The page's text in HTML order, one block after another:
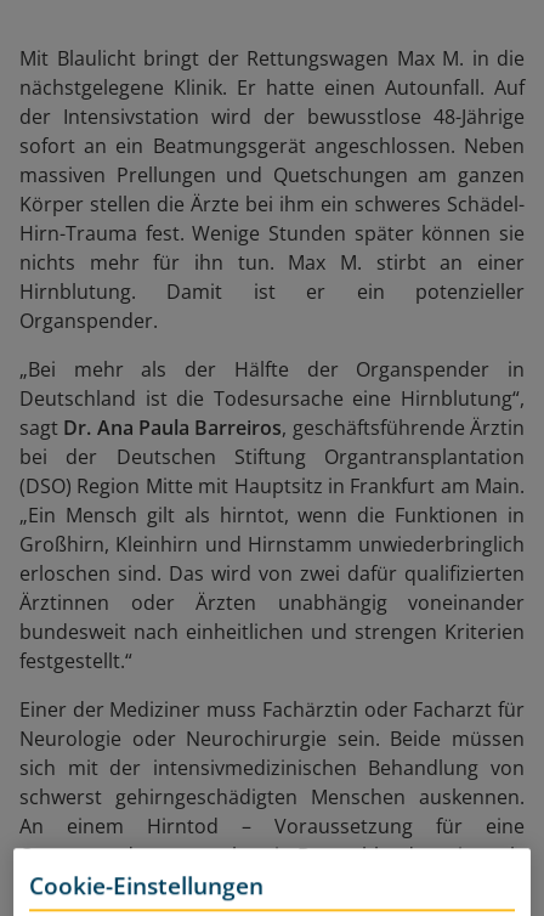
Mit Blaulicht bringt der Rettungswagen Max M. in die
nächstgelegene Klinik. Er hatte einen Autounfall. Auf
der Intensivstation wird der bewusstlose 48-Jährige
sofort an ein Beatmungsgerät angeschlossen. Neben
massiven Prellungen und Quetschungen am ganzen
Körper stellen die Ärzte bei ihm ein schweres Schädel-
Hirn-Trauma fest. Wenige Stunden später können sie
nichts mehr für ihn tun. Max M. stirbt an einer
Hirnblutung. Damit ist er ein potenzieller
Organspender.
„Bei mehr als der Hälfte der Organspender in
Deutschland ist die Todesursache eine Hirnblutung“,
sagt Dr. Ana Paula Barreiros, geschäftsführende Ärztin
bei der Deutschen Stiftung Organtransplantation
(DSO) Region Mitte mit Hauptsitz in Frankfurt am Main.
„Ein Mensch gilt als hirntot, wenn die Funktionen in
Großhirn, Kleinhirn und Hirnstamm unwiederbringlich
erloschen sind. Das wird von zwei dafür qualifizierten
Ärztinnen oder Ärzten unabhängig voneinander
bundesweit nach einheitlichen und strengen Kriterien
festgestellt.“
Einer der Mediziner muss Fachärztin oder Facharzt für
Neurologie oder Neurochirurgie sein. Beide müssen
sich mit der intensivmedizinischen Behandlung von
schwerst gehirngeschädigten Menschen auskennen.
An einem Hirntod – Voraussetzung für eine
Organspende – versterben in Deutschland weniger als
ein Prozent der Menschen.
Cookie-Einstellungen